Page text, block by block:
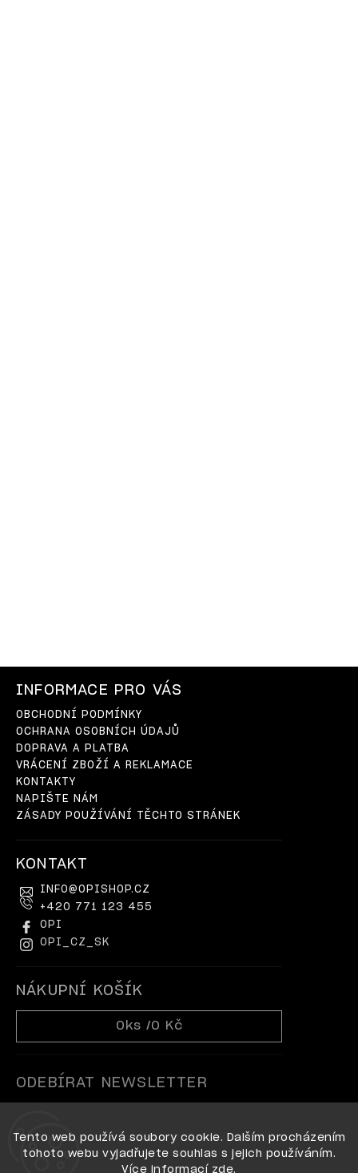
Tento web používá soubory cookie. Dalším procházením
tohoto webu vyjadřujete souhlas s jejich používáním.
Více informací zde.
INFORMACE PRO VÁS
OBCHODNÍ PODMÍNKY
OCHRANA OSOBNÍCH ÚDAJŮ
DOPRAVA A PLATBA
VRÁCENÍ ZBOŽÍ A REKLAMACE
KONTAKTY
NAPIŠTE NÁM
ZÁSADY POUŽÍVÁNÍ TĚCHTO STRÁNEK
KONTAKT
INFO@OPISHOP.CZ
+420 771 123 455
OPI
OPI_CZ_SK
NÁKUPNÍ KOŠÍK
0 ks /0 Kč
ODEBÍRAT NEWSLETTER